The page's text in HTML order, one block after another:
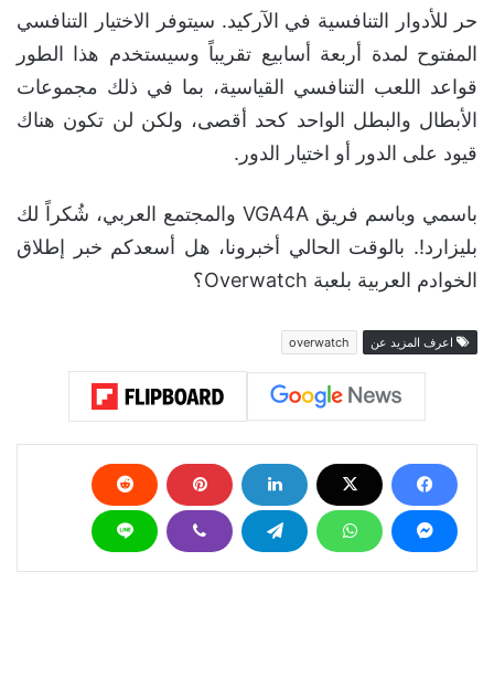
حر للأدوار التنافسية في الآركيد. سيتوفر الاختيار التنافسي
المفتوح لمدة أربعة أسابيع تقريباً وسيستخدم هذا الطور
قواعد اللعب التنافسي القياسية، بما في ذلك مجموعات
الأبطال والبطل الواحد كحد أقصى، ولكن لن تكون هناك
قيود على الدور أو اختيار الدور.
باسمي وباسم فريق VGA4A والمجتمع العربي، شُكراً لك
بليزارد!. بالوقت الحالي أخبرونا، هل أسعدكم خبر إطلاق
الخوادم العربية بلعبة Overwatch؟
اعرف المزيد عن overwatch